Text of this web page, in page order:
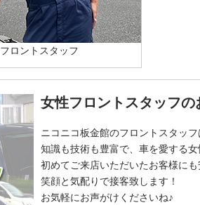
フロントスタッフ
女性フロントスタッフの
ニコニコ板金館のフロントスタッフ
知識も技術も豊富で、車を愛する女
初めてご来店いただいたお客様にも
笑顔と気配りで接客致します！
お気軽にお声がけくださいね♪